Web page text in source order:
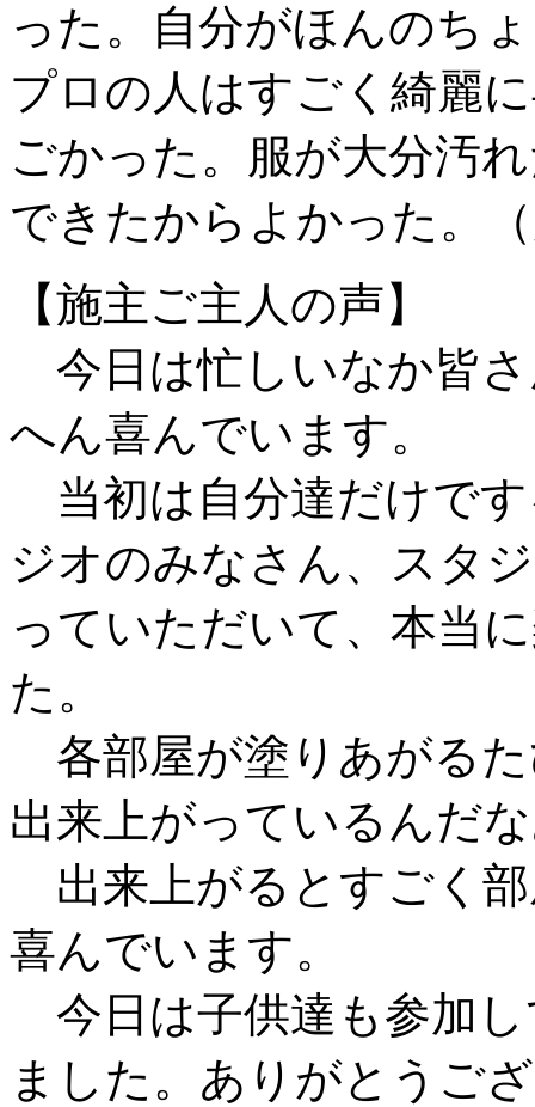
った。自分がほんのち
プロの人はすごく綺麗
ごかった。服が大分汚
できたからよかった。
【施主ご主人の声】
今日は忙しいなか皆
へん喜んでいます。
当初は自分達だけで
ジオのみなさん、スタ
っていただいて、本当
た。
各部屋が塗りあがる
出来上がっているんだ
出来上がるとすごく
喜んでいます。
今日は子供達も参加
ました。ありがとうご